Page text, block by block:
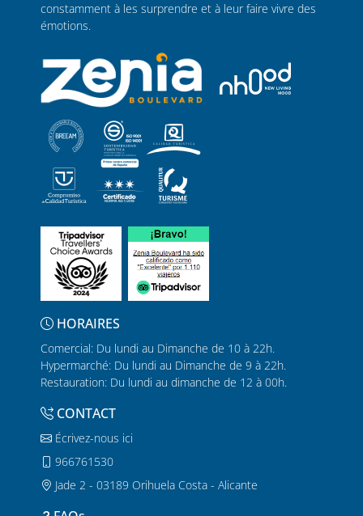
constamment à les surprendre et à leur faire vivre des
émotions.
HORAIRES
Comercial: Du lundi au Dimanche de 10 à 22h.
Hypermarché: Du lundi au Dimanche de 9 à 22h.
Restauration: Du lundi au dimanche de 12 à 00h.
CONTACT
Écrivez-nous ici
966761530
Jade 2 - 03189 Orihuela Costa - Alicante